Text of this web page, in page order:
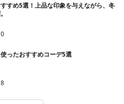
すめ5選！上品な印象を与えながら、冬
ったおすすめコーデ5選